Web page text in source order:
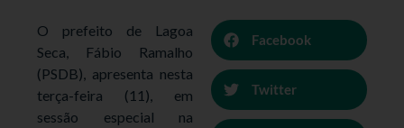
O prefeito de Lagoa
Seca, Fábio Ramalho
(PSDB), apresenta nesta
terça-feira (11), em
sessão especial na
Facebook
Twitter